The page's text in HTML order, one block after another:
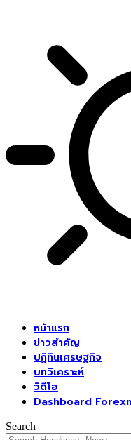
หน้าแรก
ข่าวสำคัญ
ปฏิทินเศรษฐกิจ
บทวิเคราะห์
วิดีโอ
Dashboard
Search